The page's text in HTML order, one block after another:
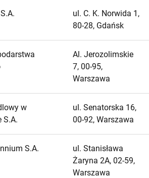
ul. C. K. Norwida 1,
80-28, Gdańsk
Al. Jerozolimskie
7, 00-95,
Warszawa
w
S.A.
ul. Senatorska 16,
00-92, Warszawa
S.A.
ul. Stanisława
Żaryna 2A, 02-59,
Warszawa